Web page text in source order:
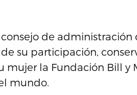
de
su participación,
mujer la Fundación Bill y
mundo.